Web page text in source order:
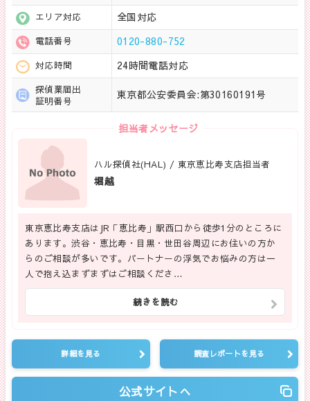
エリア対応 全国対応
電話番号 0120-880-752
対応時間 24時間電話対応
探偵業届出
証明番号
東京都公安委員会:第30160191号
担当者メッセージ
ハル探偵社(HAL) / 東京恵比寿支店担当者
堀越
東京恵比寿支店はJR「恵比寿」駅西口から徒歩1分のところに
あります。渋谷・恵比寿・目黒・世田谷周辺にお住いの方か
らのご相談が多いです。パートナーの浮気でお悩みの方は一
人で抱え込まずまずはご相談くださ…
続きを読む
詳細を見る 調査レポートを見る
公式サイトへ